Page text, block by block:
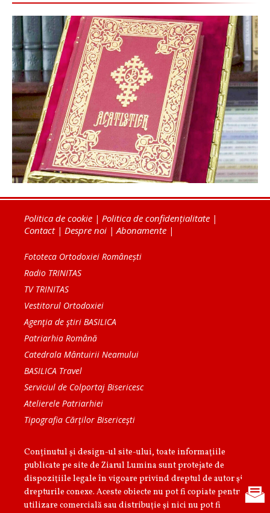
Politica de cookie | Politica de confidențialitate |
Contact| Despre noi | Abonamente |
Fototeca Ortodoxiei Românești
Radio TRINITAS
TV TRINITAS
Vestitorul Ortodoxiei
Agenţia de ştiri BASILICA
Patriarhia Română
Catedrala Mântuirii Neamului
BASILICA Travel
Serviciul de Colportaj Bisericesc
Atelierele Patriarhiei
Tipografia Cărţilor Bisericeşti
Conținutul și design-ul site-ului, toate informaţiile
publicate pe site de Ziarul Lumina sunt protejate de
dispoziţiile legale în vigoare privind dreptul de autor şi
drepturile conexe. Aceste obiecte nu pot fi copiate pentru
utilizare comercială sau distribuţie şi nici nu pot fi